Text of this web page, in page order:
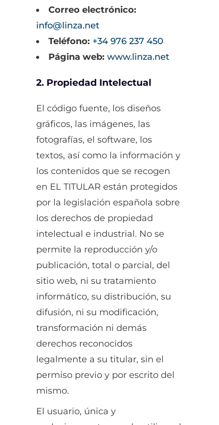
Correo electrónico:
info@linza.net
Teléfono: +34 976 237 450
Página web: www.linza.net
2. Propiedad Intelectual
El código fuente, los diseños
gráficos, las imágenes, las
fotografías, el software, los
textos, así como la información y
los contenidos que se recogen
en EL TITULAR están protegidos
por la legislación española sobre
los derechos de propiedad
intelectual e industrial. No se
permite la reproducción y/o
publicación, total o parcial, del
sitio web, ni su tratamiento
informático, su distribución, su
difusión, ni su modificación,
transformación ni demás
derechos reconocidos
legalmente a su titular, sin el
permiso previo y por escrito del
mismo.
El usuario, única y